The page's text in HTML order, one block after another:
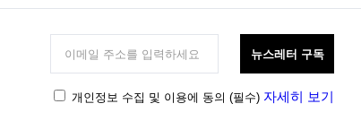
뉴스레터 구독
개인정보 수집 및 이용에 동의 (필수) 자세히 보기